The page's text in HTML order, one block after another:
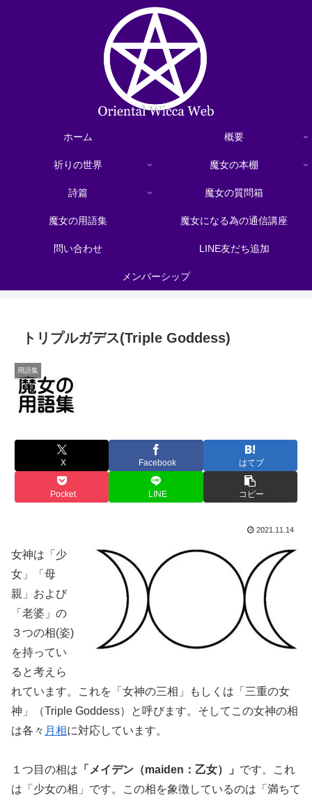
ホーム 概要
祈りの世界 魔女の本棚
詩篇 魔女の質問箱
魔女の用語集 魔女になる為の通信講座
問い合わせ LINE友だち追加
メンバーシップ
トリプルガデス(Triple Goddess)
用語集
X Facebook はてブ
Pocket LINE コピー
2021.11.14
女神は「少
女」「母
親」および
「老婆」の
３つの相(姿)
を持ってい
ると考えら
れています。これを「女神の三相」もしくは「三重の女
神」（Triple Goddess）と呼びます。そしてこの女神の相
は各々 月相に対応しています。
１つ目の相は 「メイデン（maiden：乙女）」 です。これ
は「少女の相」です。この相を象徴しているのは「満ちて